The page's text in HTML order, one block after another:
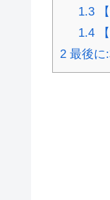
1.3【
1.4【
2 最後に